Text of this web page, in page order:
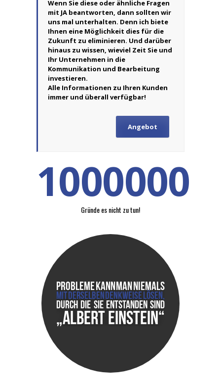
Wenn Sie diese oder ähnliche Fragen
mit JA beantworten, dann sollten wir
uns mal unterhalten. Denn ich biete
Ihnen eine Möglichkeit dies für die
Zukunft zu eliminieren. Und darüber
hinaus zu wissen, wieviel Zeit Sie und
Ihr Unternehmen in die
Kommunikation und Bearbeitung
investieren.
Alle Informationen zu Ihren Kunden
immer und überall verfügbar!
Angebot
1000000
Gründe es nicht zu tun!
Probleme kann man niemals
mit derselben Denkweise lösen,
durch die Sie entstanden sind
„Albert Einstein“